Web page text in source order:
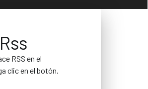
RSS en el
clic en el botón.